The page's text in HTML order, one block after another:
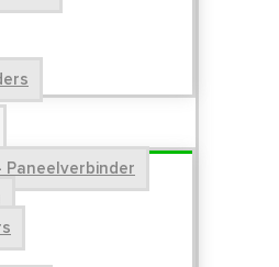
Paneelverbinder